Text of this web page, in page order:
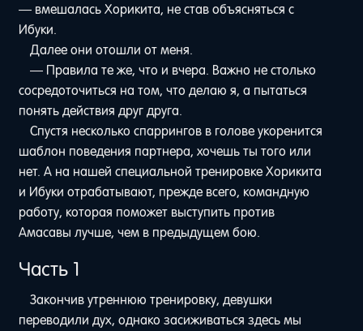
— вмешалась Хорикита, не став объясняться с
Ибуки.
Далее они отошли от меня.
— Правила те же, что и вчера. Важно не столько
сосредоточиться на том, что делаю я, а пытаться
понять действия друг друга.
Спустя несколько спаррингов в голове укоренится
шаблон поведения партнера, хочешь ты того или
нет. А на нашей специальной тренировке Хорикита
и Ибуки отрабатывают, прежде всего, командную
работу, которая поможет выступить против
Амасавы лучше, чем в предыдущем бою.
Часть 1
Закончив утреннюю тренировку, девушки
переводили дух, однако засиживаться здесь мы